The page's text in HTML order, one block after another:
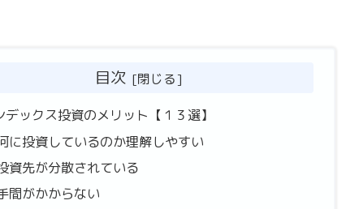
目次
デックス投資のメリット【１３選】
に投資しているのか理解しやすい
資先が分散されている
間がかからない